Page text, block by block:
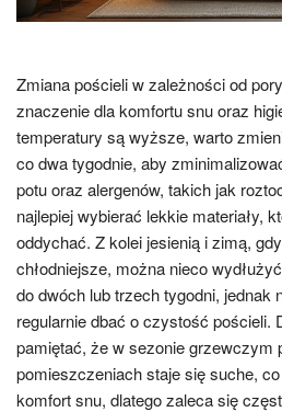
Zmiana pościeli w zależności od
znaczenie dla komfortu snu oraz
temperatury są wyższe, warto
co dwa tygodnie, aby
potu oraz alergenów, takich jak
najlepiej wybierać lekkie materiały,
oddychać. Z kolei jesienią i zimą,
chłodniejsze, można nieco
do dwóch lub trzech tygodni, jednak
regularnie dbać o czystość pościeli.
pamiętać, że w sezonie grzewczym
pomieszczeniach staje się suche,
komfort snu, dlatego zaleca się